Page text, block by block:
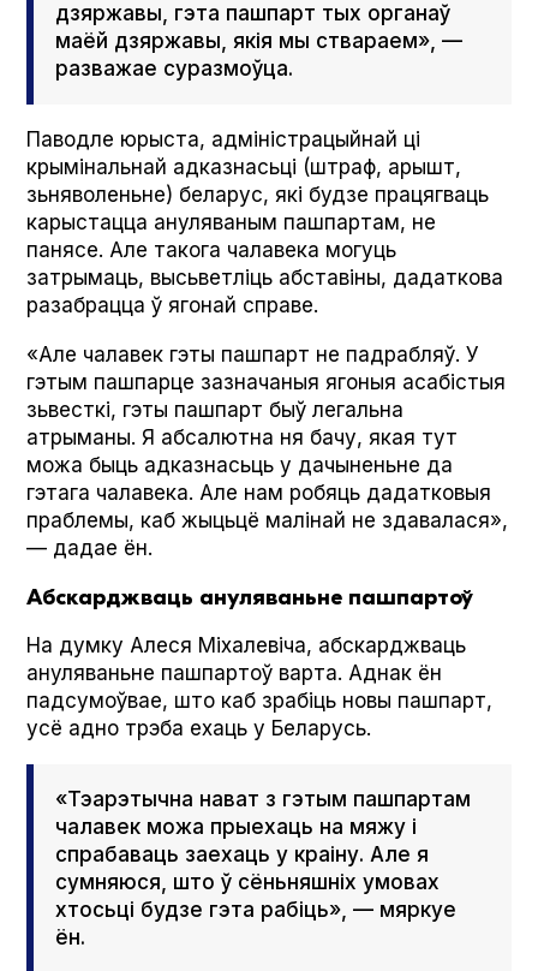
дзяржавы, гэта пашпарт тых органаў
маёй дзяржавы, якія мы ствараем», —
разважае суразмоўца.
Паводле юрыста, адміністрацыйнай ці
крымінальнай адказнасьці (штраф, арышт,
зьняволеньне) беларус, які будзе працягваць
карыстацца ануляваным пашпартам, не
панясе. Але такога чалавека могуць
затрымаць, высьветліць абставіны, дадаткова
разабрацца ў ягонай справе.
«Але чалавек гэты пашпарт не падрабляў. У
гэтым пашпарце зазначаныя ягоныя асабістыя
зьвесткі, гэты пашпарт быў легальна
атрыманы. Я абсалютна ня бачу, якая тут
можа быць адказнасьць у дачыненьне да
гэтага чалавека. Але нам робяць дадатковыя
праблемы, каб жыцьцё малінай не здавалася»,
— дадае ён.
Абскарджваць ануляваньне пашпартоў
На думку Алеся Міхалевіча, абскарджваць
ануляваньне пашпартоў варта. Аднак ён
падсумоўвае, што каб зрабіць новы пашпарт,
усё адно трэба ехаць у Беларусь.
«Тэарэтычна нават з гэтым пашпартам
чалавек можа прыехаць на мяжу і
спрабаваць заехаць у краіну. Але я
сумняюся, што ў сёньняшніх умовах
хтосьці будзе гэта рабіць», — мяркуе
ён.